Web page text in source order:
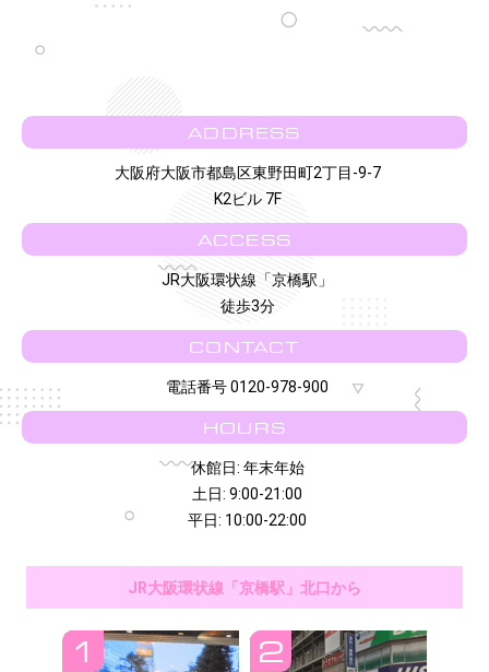
ADDRESS
大阪府大阪市都島区東野田町2丁目-9-7
K2ビル 7F
ACCESS
JR大阪環状線「京橋駅」
徒歩3分
CONTACT
電話番号 0120-978-900
HOURS
休館日: 年末年始
土日: 9:00-21:00
平日: 10:00-22:00
JR大阪環状線「京橋駅」北口から